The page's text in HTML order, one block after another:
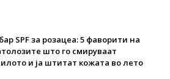
SPF за розацеа: 5 фаворити на
што го смируваат
и ја штитат кожата во лето